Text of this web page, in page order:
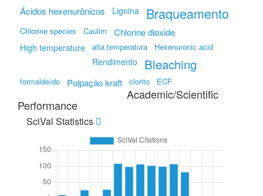
Ácidos hexenurônicos Lignina Braqueamento
Chlorine species Caulim Chlorine dioxide
High temperature alta temperatura Hexenuronic acid
Rendimento Bleaching
formaldeído Polpação kraft clorito ECF
Academic/Scientific
Performance
SciVal Statistics